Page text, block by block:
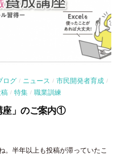
ログ / ニュース / 市民開発者育成 /
/ 特集 / 職業訓練
座」のご案内①
。半年以上も投稿が滞っていたこ